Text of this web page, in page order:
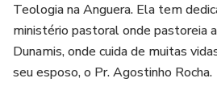
Teologia na Anguera. Ela tem
ministério pastoral onde pastoreia
Dunamis, onde cuida de muitas
seu esposo, o Pr. Agostinho Rocha.